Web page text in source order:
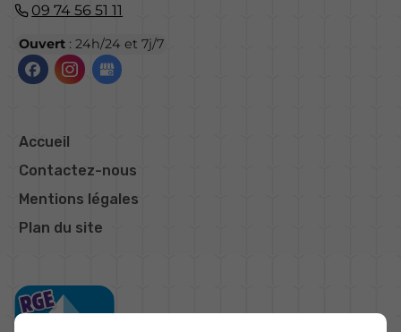
09 74 56 51 11
Ouvert: 24h/24 et 7j/7
Accueil
Contactez-nous
Mentions légales
Plan du site